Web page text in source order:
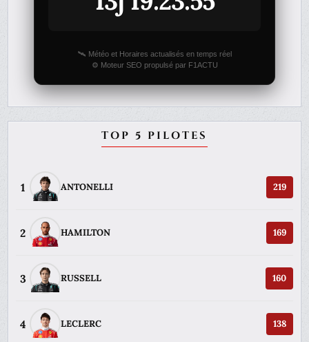
🛰️ Météo et Horaires actualisés en temps réel
⚙️ Moteur SEO propulsé par F1ACTU
TOP 5 PILOTES
1 ANTONELLI 219
2 HAMILTON 169
3 RUSSELL 160
4 LECLERC 138